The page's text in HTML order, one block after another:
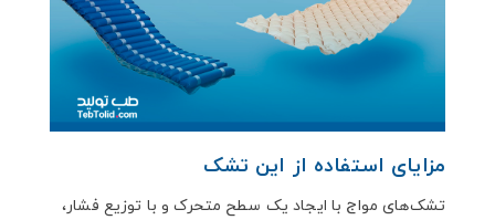
مزایای استفاده از این تشک
تشک‌های مواج با ایجاد یک سطح متحرک و با توزیع فشار،